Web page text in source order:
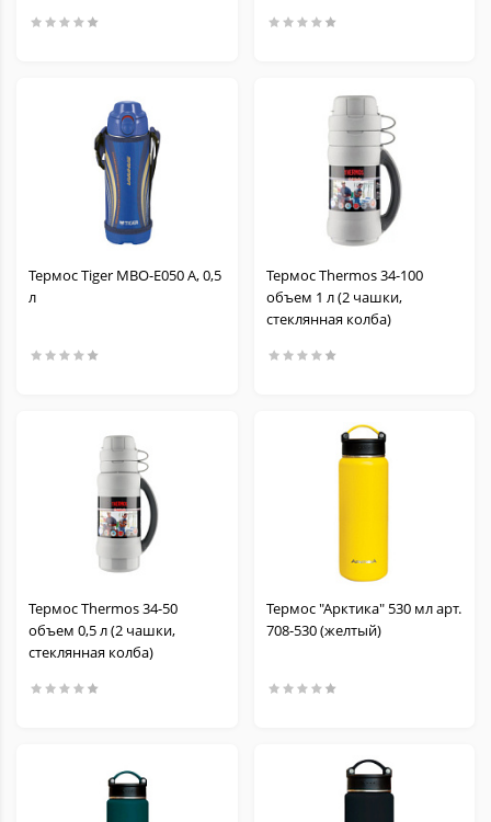
Термос Tiger MBO-E050 A, 0,5
л
Термос Thermos 34-100
объем 1 л (2 чашки,
стеклянная колба)
Термос Thermos 34-50
объем 0,5 л (2 чашки,
стеклянная колба)
Термос "Арктика" 530 мл арт.
708-530 (желтый)